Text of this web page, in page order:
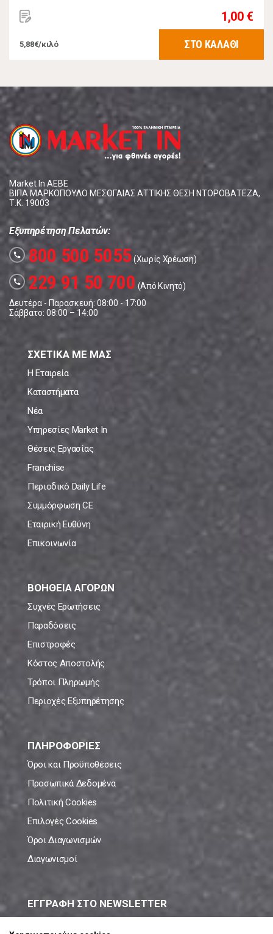
1,00 €
5,88€/κιλό ΣΤΟ ΚΑΛΑΘΙ
Market In ΑΕΒΕ
ΒΙΠΑ ΜΑΡΚΟΠΟΥΛΟ ΜΕΣΟΓΑΙΑΣ ΑΤΤΙΚΗΣ ΘΕΣΗ ΝΤΟΡΟΒΑΤΕΖΑ,
Τ.Κ. 19003
Εξυπηρέτηση Πελατών:
call 800 500 5055(Χωρίς Χρέωση)
call 229 91 50 700 (Από Κινητό)
Δευτέρα - Παρασκευή: 08:00 - 17:00
Σάββατο: 08:00 – 14:00
ΣΧΕΤΙΚΑ ΜΕ ΜΑΣ
Η Εταιρεία
Καταστήματα
Νέα
Υπηρεσίες Market In
Θέσεις Εργασίας
Franchise
Περιοδικό Daily Life
Συμμόρφωση CE
Εταιρική Ευθύνη
Επικοινωνία
ΒΟΗΘΕΙΑ ΑΓΟΡΩΝ
Συχνές Ερωτήσεις
Παραδόσεις
Επιστροφές
Κόστος Αποστολής
Τρόποι Πληρωμής
Περιοχές Εξυπηρέτησης
ΠΛΗΡΟΦΟΡΙΕΣ
Όροι και Προϋποθέσεις
Προσωπικά Δεδομένα
Πολιτική Cookies
Επιλογές Cookies
Όροι Διαγωνισμών
Διαγωνισμοί
ΕΓΓΡΑΦΗ ΣΤΟ NEWSLETTER